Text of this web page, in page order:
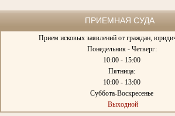
ПРИЕМНАЯ СУДА
Прием исковых заявлений от граждан,
Понедельник - Четверг:
10:00 - 15:00
Пятница:
10:00 - 13:00
Суббота-Воскресенье
Выходной